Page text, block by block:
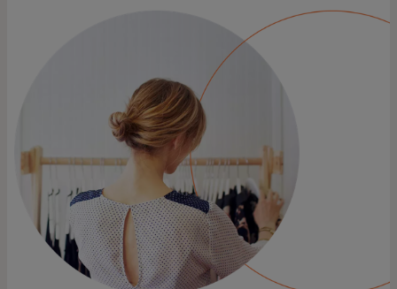
Biznes üçün
Dünya üçün
Yenilikçilər üçün
Xəbərlər və trendlər